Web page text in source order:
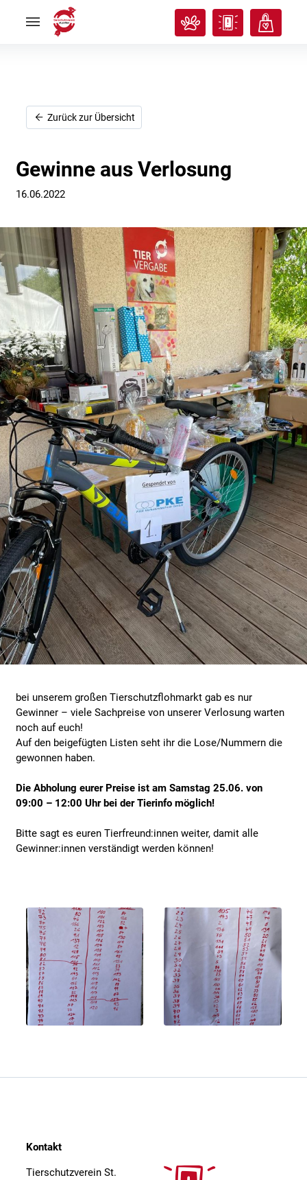
uns
Ich
will
uns
Ich
will
Zurück zur Übersicht
Gewinne aus Verlosung
16.06.2022
bei unserem großen Tierschutzflohmarkt gab es nur
Gewinner – viele Sachpreise von unserer Verlosung warten
noch auf euch!
Auf den beigefügten Listen seht ihr die Lose/Nummern die
gewonnen haben.
Die Abholung eurer Preise ist am Samstag 25.06. von
09:00 – 12:00 Uhr bei der Tierinfo möglich!
Bitte sagt es euren Tierfreund:innen weiter, damit alle
Gewinner:innen verständigt werden können!
Kontakt
Tierschutzverein St.